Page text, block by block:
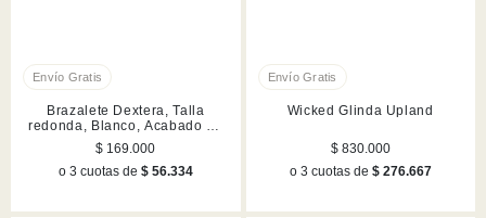
Brazalete Dextera, Talla
redonda, Blanco, Acabado en
rodio
$ 169.000
o 3 cuotas de $ 56.334
Wicked Glinda Upland
$ 830.000
o 3 cuotas de $ 276.667